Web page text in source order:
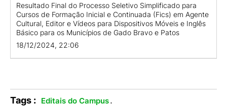
Resultado Final do Processo Seletivo Simplificado para
Cursos de Formação Inicial e Continuada (Fics) em Agente
Cultural, Editor e Vídeos para Dispositivos Móveis e Inglês
Básico para os Municípios de Gado Bravo e Patos
18/12/2024, 22:06
Tags : Editais do Campus.